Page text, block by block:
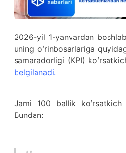
2026-yil 1-yanvardan
uning oʻrinbosarlariga
samaradorligi (KPI)
belgilanadi.
Jami 100 ballik koʻrsatkich
Bundan: